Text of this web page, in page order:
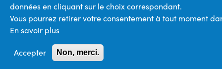
données en cliquant sur le choix correspondant.
Vous pourrez retirer votre consentement à tout moment
En savoir plus
Accepter Non, merci.